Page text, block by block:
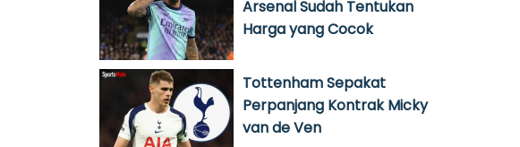
Arsenal Sudah Tentukan
Harga yang Cocok
Tottenham Sepakat
Perpanjang Kontrak Micky
van de Ven